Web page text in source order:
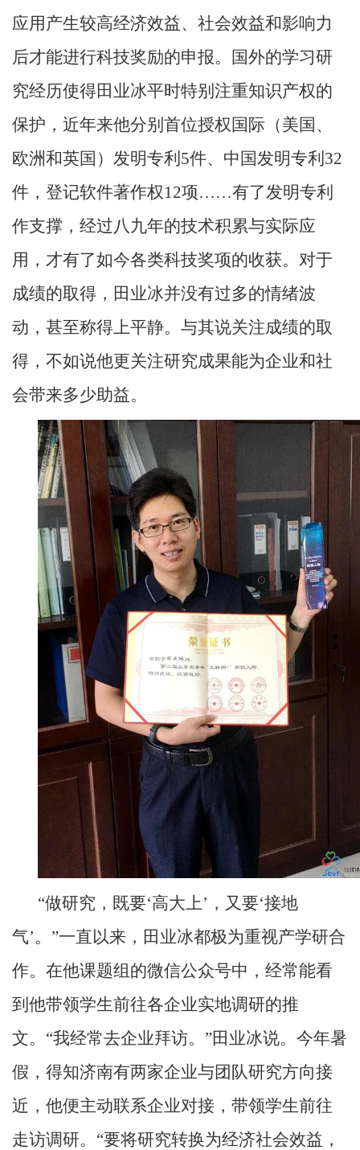
应用产生较高经济效益、社会效益和影响力
后才能进行科技奖励的申报。国外的学习研
究经历使得田业冰平时特别注重知识产权的
保护，近年来他分别首位授权国际（美国、
欧洲和英国）发明专利 5件、中国发明专利 32
件，登记软件著作权12项……有了发明专利
作支撑，经过八九年的技术积累与实际应
用，才有了如今各类科技奖项的收获。对于
成绩的取得，田业冰并没有过多的情绪波
动，甚至称得上平静。与其说关注成绩的取
得，不如说他更关注研究成果能为企业和社
会带来多少助益。
“做研究，既要‘高大上’，又要‘接地
气’。”一直以来，田业冰都极为重视产学研合
作。在他课题组的微信公众号中，经常能看
到他带领学生前往各企业实地调研的推
文。“我经常去企业拜访。”田业冰说。今年暑
假，得知济南有两家企业与团队研究方向接
近，他便主动联系企业对接，带领学生前往
走访调研。“要将研究转换为经济社会效益，